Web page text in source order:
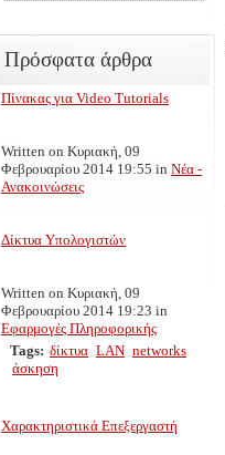
Πρόσφατα άρθρα
Πίνακας για Video Tutorials
Written on Κυριακή, 09
Φεβρουαρίου 2014 19:55 in Νέα -
Ανακοινώσεις
Δίκτυα Υπολογιστών
Written on Κυριακή, 09
Φεβρουαρίου 2014 19:23 in
Εφαρμογές Πληροφορικής
Tags: δίκτυα LAN networks
άσκηση
Χαρακτηριστικά Επεξεργαστή